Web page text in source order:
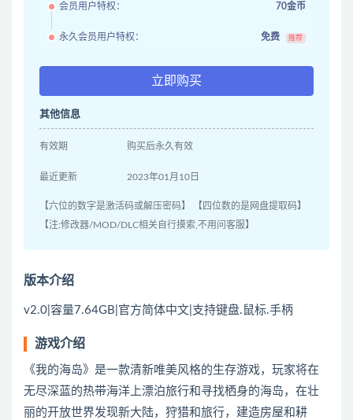
会员用户特权： 70金币
永久会员用户特权： 免费 推荐
立即购买
其他信息
有效期 购买后永久有效
最近更新 2023年01月10日
【六位的数字是激活码或解压密码】 【四位数的是网盘提取码】
【注:修改器/MOD/DLC相关自行摸索,不用问客服】
版本介绍
v2.0|容量7.64GB|官方简体中文|支持键盘.鼠标.手柄
游戏介绍
《我的海岛》是一款清新唯美风格的生存游戏，玩家将在
无尽深蓝的热带海洋上漂泊旅行和寻找栖身的海岛，在壮
丽的开放世界发现新大陆，狩猎和旅行，建造房屋和耕